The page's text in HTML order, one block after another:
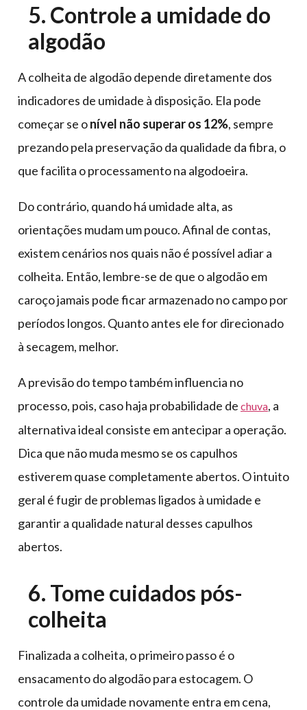
5. Controle a umidade do
algodão
A colheita de algodão depende diretamente dos
indicadores de umidade à disposição. Ela pode
começar se onível não superar os 12%, sempre
prezando pela preservação da qualidade da fibra, o
que facilita o processamento na algodoeira.
Do contrário, quando há umidade alta, as
orientações mudam um pouco. Afinal de contas,
existem cenários nos quais não é possível adiar a
colheita. Então, lembre-se de que o algodão em
caroço jamais pode ficar armazenado no campo por
períodos longos. Quanto antes ele for direcionado
à secagem, melhor.
A previsão do tempo também influencia no
processo, pois, caso haja probabilidade de chuva, a
alternativa ideal consiste em antecipar a operação.
Dica que não muda mesmo se os capulhos
estiverem quase completamente abertos. O intuito
geral é fugir de problemas ligados à umidade e
garantir a qualidade natural desses capulhos
abertos.
6. Tome cuidados pós-
colheita
Finalizada a colheita, o primeiro passo é o
ensacamento do algodão para estocagem. O
controle da umidade novamente entra em cena,